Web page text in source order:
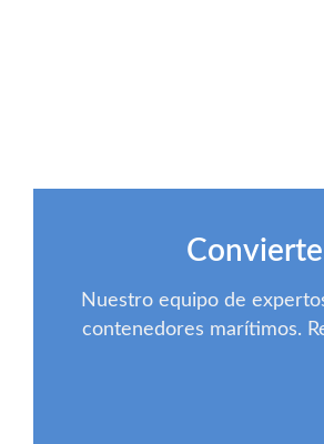
Nuestro equipo de
contenedores marítimos.